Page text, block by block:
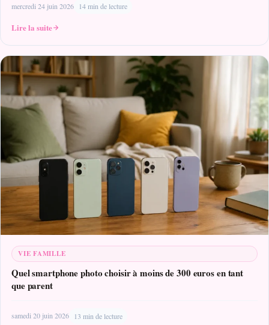
mercredi 24 juin 2026 14 min de lecture
Lire la suite
VIE FAMILLE
Quel smartphone photo choisir à moins de 300 euros en tant
que parent
samedi 20 juin 2026 13 min de lecture